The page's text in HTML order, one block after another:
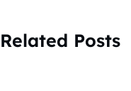
Related Posts